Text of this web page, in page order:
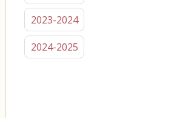
2023-2024
2024-2025